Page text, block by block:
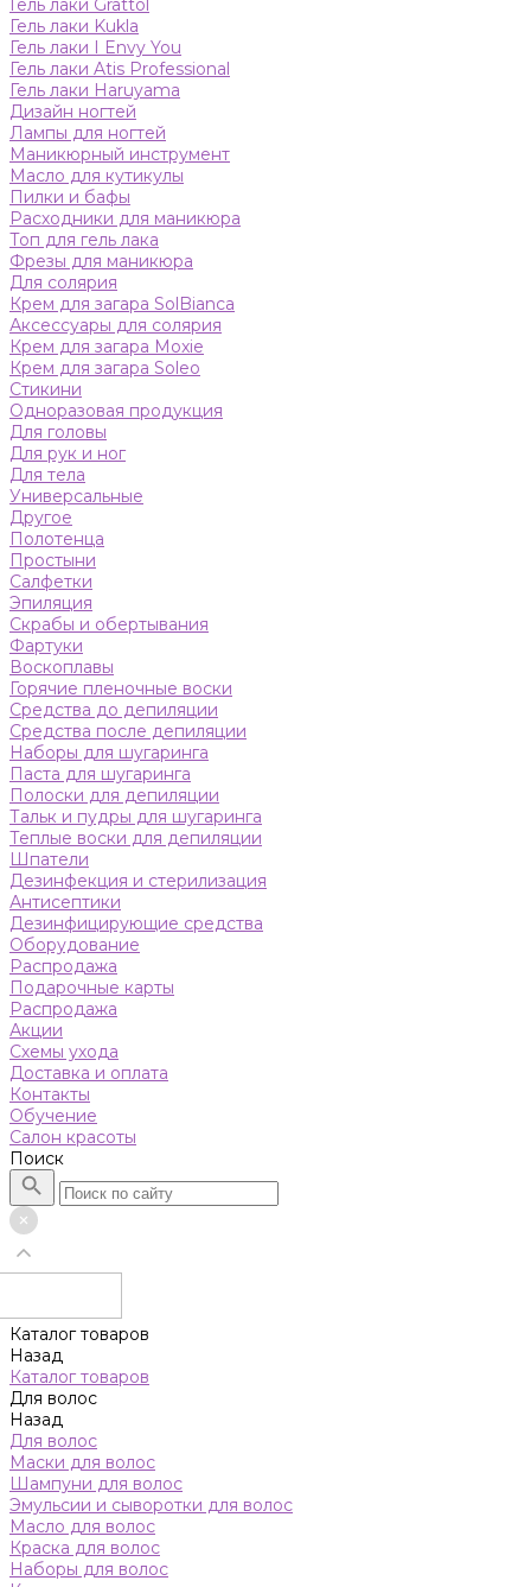
Гель лаки Grattol
Гель лаки Kukla
Гель лаки I Envy You
Гель лаки Atis Professional
Гель лаки Haruyama
Дизайн ногтей
Лампы для ногтей
Маникюрный инструмент
Масло для кутикулы
Пилки и бафы
Расходники для маникюра
Топ для гель лака
Фрезы для маникюра
Для солярия
Крем для загара SolBianca
Аксессуары для солярия
Крем для загара Moxie
Крем для загара Soleo
Стикини
Одноразовая продукция
Для головы
Для рук и ног
Для тела
Универсальные
Другое
Полотенца
Простыни
Салфетки
Эпиляция
Скрабы и обертывания
Фартуки
Воскоплавы
Горячие пленочные воски
Средства до депиляции
Средства после депиляции
Наборы для шугаринга
Паста для шугаринга
Полоски для депиляции
Тальк и пудры для шугаринга
Теплые воски для депиляции
Шпатели
Дезинфекция и стерилизация
Антисептики
Дезинфицирующие средства
Оборудование
Распродажа
Подарочные карты
Распродажа
Акции
Схемы ухода
Доставка и оплата
Контакты
Обучение
Салон красоты
Поиск
Каталог товаров
Назад
Каталог товаров
Для волос
Назад
Для волос
Маски для волос
Шампуни для волос
Эмульсии и сыворотки для волос
Масло для волос
Краска для волос
Наборы для волос